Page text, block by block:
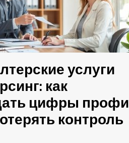
услуги
как
цифры профи
контроль